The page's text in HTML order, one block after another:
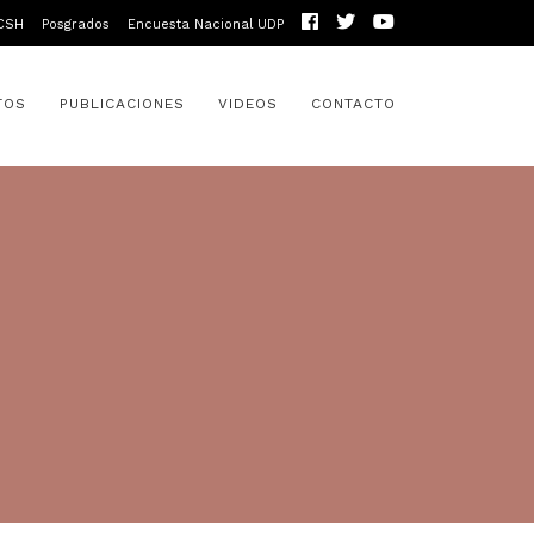
Posgrados Encuesta Nacional UDP
PUBLICACIONES VIDEOS CONTACTO